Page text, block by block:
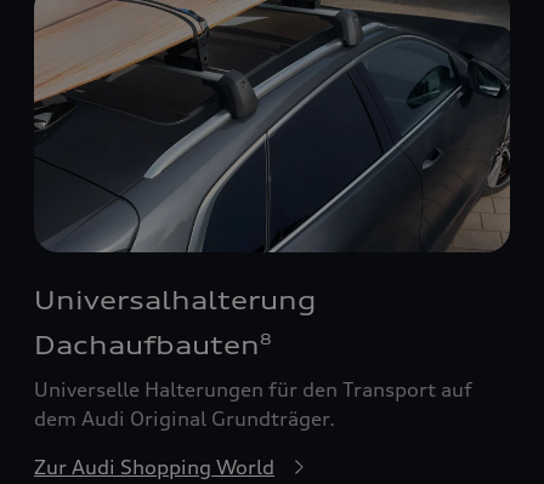
Universalhalterung
Dachaufbauten8
Universelle Halterungen für den Transport auf
dem Audi Original Grundträger.
Zur Audi Shopping World